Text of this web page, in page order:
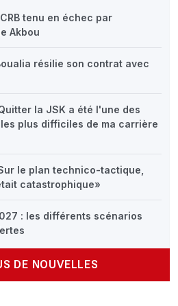
tenu en échec par
Akbou
résilie son contrat avec
la JSK a été l'une des
plus difficiles de ma carrière
le plan technico-tactique,
catastrophique»
: les différents scénarios
DE NOUVELLES